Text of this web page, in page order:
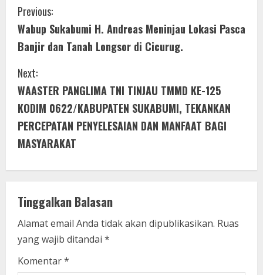
C
o
n
t
i
n
R
e
a
Previous:
Wabup Sukabumi H. Andreas Meninjau Lokasi Pasca
Banjir dan Tanah Longsor di Cicurug.
Next:
WAASTER PANGLIMA TNI TINJAU TMMD KE-125
KODIM 0622/KABUPATEN SUKABUMI, TEKANKAN
PERCEPATAN PENYELESAIAN DAN MANFAAT BAGI
MASYARAKAT
Tinggalkan Balasan
Alamat email Anda tidak akan dipublikasikan. Ruas
yang wajib ditandai *
Komentar*